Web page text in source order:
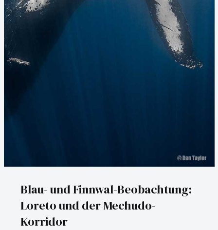
Blau- und Finnwal-Beobachtung:
Loreto und der Mechudo-
Korridor